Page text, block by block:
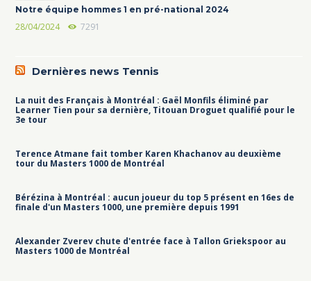
Notre équipe hommes 1 en pré-national 2024
28/04/2024 7291
Dernières news Tennis
La nuit des Français à Montréal : Gaël Monfils éliminé par
Learner Tien pour sa dernière, Titouan Droguet qualifié pour le
3e tour
Terence Atmane fait tomber Karen Khachanov au deuxième
tour du Masters 1000 de Montréal
Bérézina à Montréal : aucun joueur du top 5 présent en 16es de
finale d'un Masters 1000, une première depuis 1991
Alexander Zverev chute d'entrée face à Tallon Griekspoor au
Masters 1000 de Montréal